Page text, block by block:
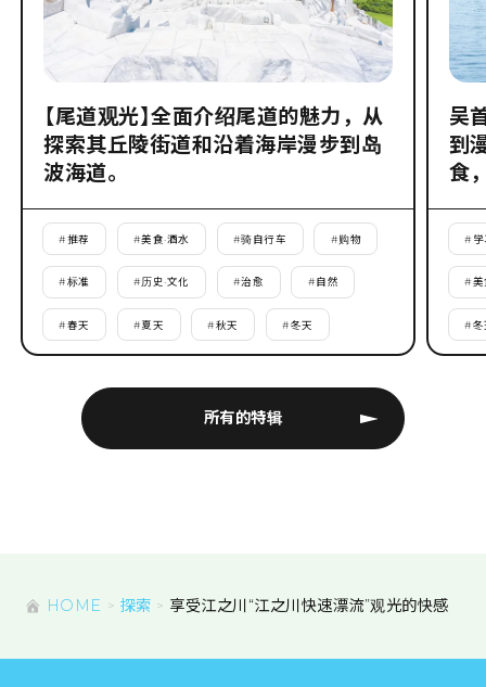
所有的特辑
【尾道观光】全面介绍尾道的魅力，从
探索其丘陵街道和沿着海岸漫步到岛
波海道。
#推荐 #美食·酒水 #骑自行车 #购物
#标准 #历史·文化 #治愈 #自然
#春天 #夏天 #秋天 #冬天
吴
到
食
# 学
#美
#冬
HOME 探索 享受江之川“江之川快速漂流”观光的快感